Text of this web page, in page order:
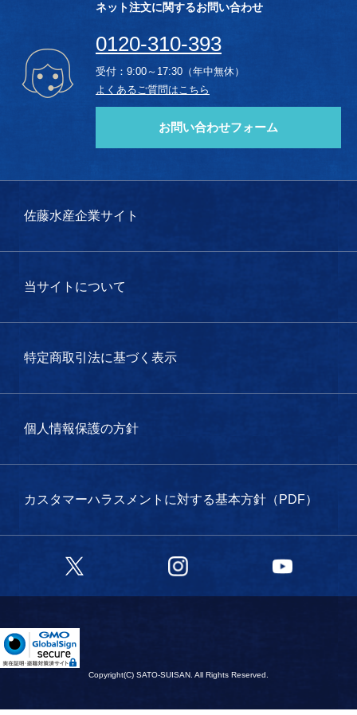
ネット注文に関するお問い合わせ
0120-310-393
受付：9:00～17:30（年中無休）
よくあるご質問はこちら
お問い合わせフォーム
佐藤水産企業サイト
当サイトについて
特定商取引法に基づく表示
個人情報保護の方針
カスタマーハラスメントに対する基本方針（PDF）
Twitter Instagram YouTube
Copyright(C) SATO-SUISAN. All Rights Reserved.